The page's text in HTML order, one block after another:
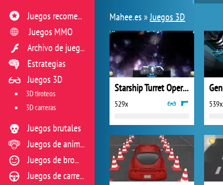
Mahee.es »Juegos 3D
Starship Turret Operator Guy
529x 539x
Juegos recomendados
Juegos MMO
Archivo de juegos flash
Estrategias
Juegos 3D
3D tiroteos
3D carreras
Juegos brutales
Juegos de animales
Juegos de broma
Juegos de carreras